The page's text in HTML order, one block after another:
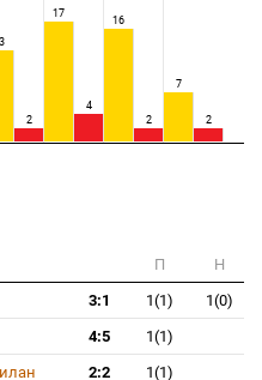
2
17
4
16
2
7
2
П
Н
3:1 1(1)
1(0)
4:5
1(1)
2:2
1(1)